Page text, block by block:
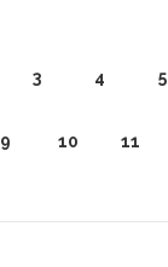
3 4 5
9 10 11